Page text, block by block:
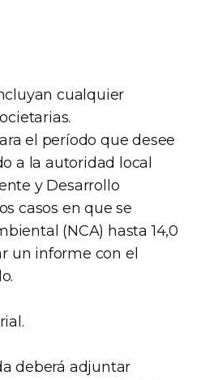
cualquier
el período que desee
a la autoridad local
y Desarrollo
casos en que se
(NCA) hasta 14,0
un informe con el
deberá adjuntar